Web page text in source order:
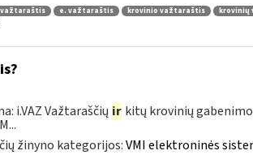
e. važtaraštis krovinio važtaraštis krovinių
i.VAZ Važtaraščių ir kitų krovinių
žinyno kategorijos:VMI elektroninės